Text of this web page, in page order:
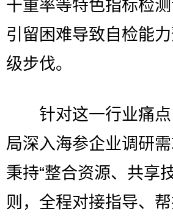
干重率等特色指标检
引留困难导致自检能
级步伐。
针对这一行业痛点
局深入海参企业调研
秉持“整合资源、共享
则，全程对接指导、